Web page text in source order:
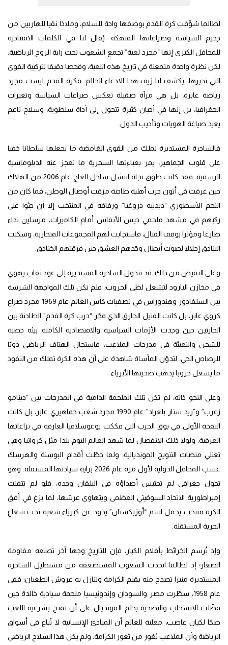
لطالما سُوِّقت كرة القدم بوصفها واحة للسلام، وملاذا نقيا للهاربين من
جحيم السياسة وصراعاتها المنهكة. يُقال لنا في الكلمات الافتتاحية
للمحافل الكبرى إنها “مجرد لعبة” تجمع الشعوب تحت راية الروح الرياضية.
لكن نظرة واحدة متمعنة في تاريخ هذه اللعبة، وفحصا دقيقا لتركيبة القوى
التي تديرها، يكشف لنا زيف هذا الادعاء الحالم. فكرة القدم ليست مجرد
رياضة عابرة، بل هي مرآة صقيلة تعكس صراعات السياسة وتغيرات
الجغرافيا، بل إنها في أحيان كثيرة تتحول إلى أداة سلطوية، وسلاح ناعم
يعيد صياغة الهويات وتأديب الدول.
فالساحرة المستديرة تملك من القوى الغامضة ما يجعلها سلطانا خفيا
على قلوب الجماهير، يمر بعباءتها السحرية ما تعجز عنه الدبلوماسية
الرسمية. فقد كانت طوق نجاة انتشل ساحل العاج عام 2006 من الهلاك
حين غرقت في أتون حرب أهلية طاحنة مزقت أوصال الوطن، فما كان من
النجم الأسطوري “ديدييه دروغبا” ورفاقه في المنتخب إلا أن جثوا على
ركبهم في مشهد ملحمي حبس الأنفاس أمام الكاميرات، مرسلين نداء
ضارعا ومؤثرا بوقف القتال، فاستجابت لهم المجموعات المتحاربة، وسكتت
البنادق إجلالا لصوت أبطال وحّدهم العشق حين فرقتهم الخنادق.
وعلى النقيض من ذلك، قد تتحول الساحرة المستديرة إلى عود ثقاب يهوي
في مخازن البارود لتشعل لظى الحروب؛ فلم تكن تلك المواجهة الشرسة
بين السلفادور وهندوراس في تصفيات كأس العالم عام 1969 مجرد صراع
كروي عابر، بل كانت الفتيل الحارق الذي فجّر “حرب كرة القدم” الطاحنة بين
الجارتين حين وجدت الأزمات السياسية والاقتصادية الكامنة بيئة خصبة
للشحن والتعبئة في مدرجات الملاعب، فاستحال الهتاف الرياضي دويّا
للرصاص الحي، لتدوّن المأساة شاهدة على أن هذه الكرة تملك من النفوذ
ما يشعل حروبا يذهب ضحيتها الأبرياء.
وعلى النحو ذاته، لم تكن تلك الملحمة الدامية في المدرجات بين “دينامو
زغرب” و”ريد ستار بلغراد” عام 1990 مجرد شغب جماهيري عابر، بل كانت
النفخة الأولى في بوق الحرب التي فككت يوغوسلافيا الغارقة في نزاعاتها
العرقية. ولولا ذلك الانفصال لما شهد العالم اليوم بلدا مثل كرواتيا وهي
تعتلي منصات التتويج المونديالية، ولما خطّت أقدام البوسنة والهرسك
عشب المحافل الدولية لأول مرة عام 2026 براية سيادتها المستقلة. وهو
تحول جغرافي لم تحتبس أصداؤه في البلقان وحده، فلو لم تتفتت
إمبراطورية الاتحاد السوفيتي العظمى ويتهاوى عرشها، لما بزغ في أفق
الكرة منتخب يحمل اسم “أوزبكستان” يذود عن كبرياء شعبه تحت شعاع
الحرية المستقلة.
وإذ تُرسم الخرائط بأقلام الكبار، فإن للتاريخ وجها آخر تصنعه مقاومة
الصغار؛ إذ لطالما اتخذت الشعوب المستضعفة من مستطيل الساحرة
المستديرة منبرا تصدح منه بقيم الكرامة وتنازل به عروش الطغيان؛ ففي
عام 1958، سطّرت مصر والسودان وإندونيسيا ملحمة سيادية خالدة حين
فضّلت الانسحاب والتضحية بحلم المونديال على أن تمنح بشرعية اللعب
صكا لكيان غاصب، معلنة للعالم أن المبادئ الإنسانية لا تُباع في أسواق
الرياضة وأن الملاعب ثغور من ثغور الكرامة. ولم يكن هذا السلاح الرياضي